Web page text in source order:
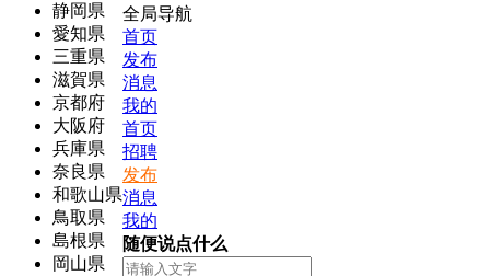
静岡県
愛知県
三重県
滋賀県
京都府
大阪府
兵庫県
奈良県
和歌山県
鳥取県
島根県
岡山県
全局导航
首页
发布
消息
我的
首页
招聘
发布
消息
我的
随便说点什么